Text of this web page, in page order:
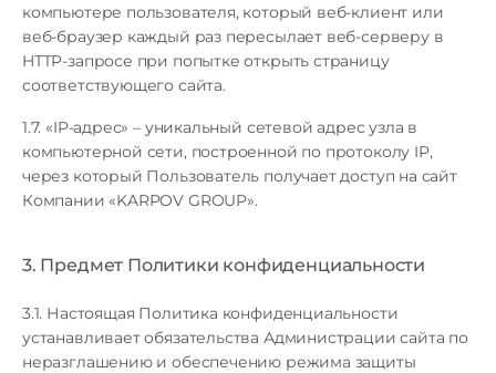
компьютере пользователя, который веб-клиент или
веб-браузер каждый раз пересылает веб-серверу в
HTTP-запросе при попытке открыть страницу
соответствующего сайта.
1.7. «IP-адрес» – уникальный сетевой адрес узла в
компьютерной сети, построенной по протоколу IP,
через который Пользователь получает доступ на сайт
Компании «KARPOV GROUP».
3. Предмет Политики конфиденциальности
3.1. Настоящая Политика конфиденциальности
устанавливает обязательства Администрации сайта по
неразглашению и обеспечению режима защиты